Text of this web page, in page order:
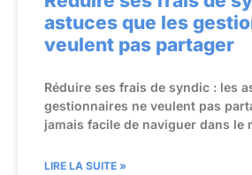
astuces que les
veulent pas partager
Réduire ses frais de syndic : les
gestionnaires ne veulent pas
jamais facile de naviguer dans le
LIRE LA SUITE »